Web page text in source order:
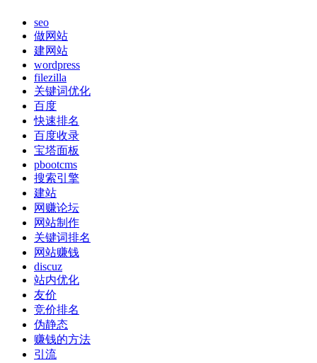
seo
做网站
建网站
wordpress
filezilla
关键词优化
百度
快速排名
百度收录
宝塔面板
pbootcms
搜索引擎
建站
网赚论坛
网站制作
关键词排名
网站赚钱
discuz
站内优化
友价
竞价排名
伪静态
赚钱的方法
引流